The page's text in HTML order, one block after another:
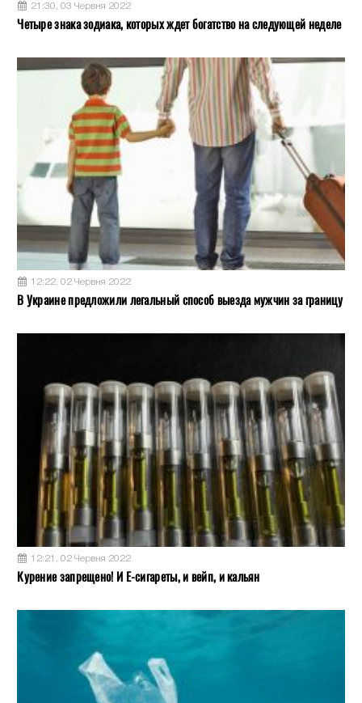
21:30, 03 Червня 2022
Четыре знака зодиака, которых ждет богатство на следующей неделе
12:22, 02 Червня 2022
В Украине предложили легальный способ выезда мужчин за границу
12:21, 02 Червня 2022
Курение запрещено! И Е-сигареты, и вейп, и кальян